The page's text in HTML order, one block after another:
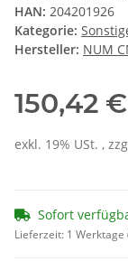
HAN: 204201926
Kategorie:
Hersteller: NUM
150,42 €
exkl. 19% USt. ,
Sofort
Lieferzeit: 1 Werktage